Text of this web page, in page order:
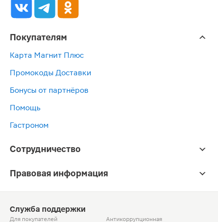
Покупателям
Карта Магнит Плюс
Промокоды Доставки
Бонусы от партнёров
Помощь
Гастроном
Сотрудничество
Правовая информация
Служба поддержки
Для покупателей Антикоррупционная